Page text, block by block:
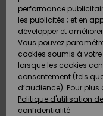
A
OUTLET
AIDE &
CONTACT
des
MAGASINS
performance
les publicités ; et en
développer et
Vous pouvez
cookies soumis à
lorsque les cookies
consentement (tels
d’audience). Pour
Politique d'utilisation
confidentialité